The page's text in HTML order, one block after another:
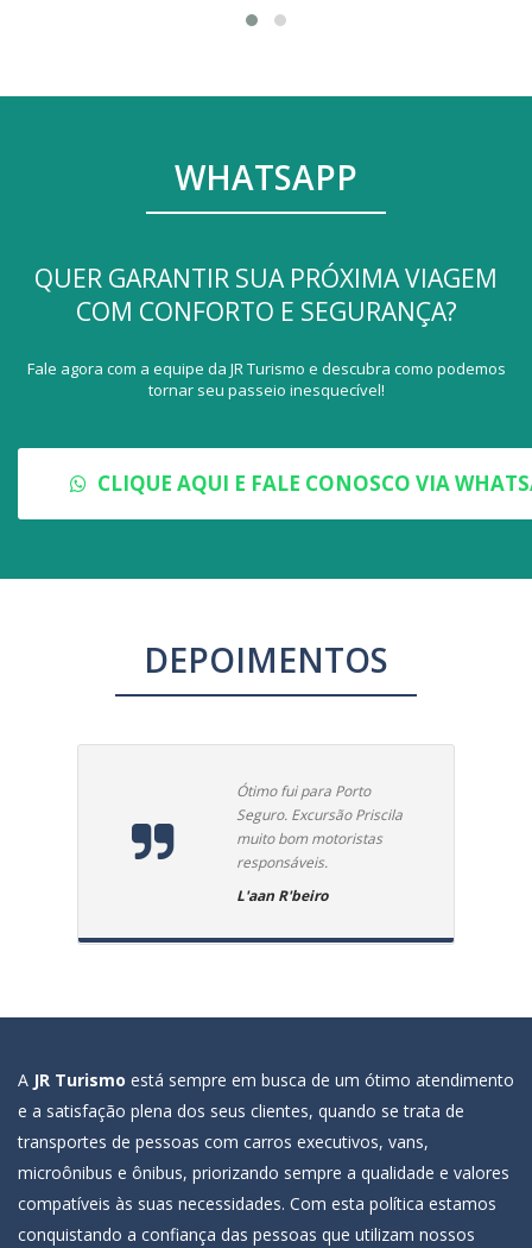
WHATSAPP
QUER GARANTIR SUA PRÓXIMA VIAGEM
COM CONFORTO E SEGURANÇA?
Fale agora com a equipe da JR Turismo e descubra como podemos
tornar seu passeio inesquecível!
CLIQUE AQUI E FALE CONOSCO VIA
DEPOIMENTOS
Ótimo fui para Porto
Seguro. Excursão Priscila
muito bom motoristas
responsáveis.
L'aan R'beiro
A JR Turismo está sempre em busca de um ótimo atendimento
e a satisfação plena dos seus clientes, quando se trata de
transportes de pessoas com carros executivos, vans,
microônibus e ônibus, priorizando sempre a qualidade e valores
compatíveis às suas necessidades. Com esta política estamos
conquistando a confiança das pessoas que utilizam nossos